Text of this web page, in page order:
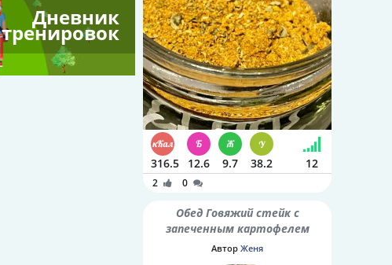
Дневник
тренировок
316.5 12.6 9.7 38.2 12
2 0
Обед Говяжий стейк с
запеченным картофелем
Автор Женя